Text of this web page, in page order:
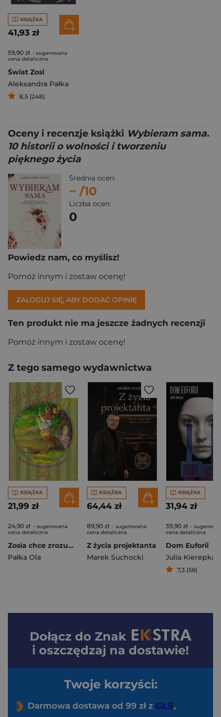
KSIĄŻKA
41,93 zł
59,90 zł - sugerowana
cena detaliczna
Świat Zosi
Aleksandra Pałka
8,5 (248)
Oceny i recenzje książki Wybieram sama.
10 historii o wolności i tworzeniu
pięknego życia
Średnia ocen:
~ /10
Liczba ocen:
0
Powiedz nam, co myślisz!
Pomóż innym i zostaw ocenę!
ZALOGUJ SIĘ, ABY DODAĆ OPINIĘ
Ten produkt nie ma jeszcze żadnych recenzji
Pomóż innym i zostaw ocenę!
Z tego samego wydawnictwa
KSIĄŻKA
21,99 zł
24,90 zł - sugerowana
cena detaliczna
Zosia chce zrozumieć... Radość
Pałka Ola
KSIĄŻKA
64,44 zł
89,90 zł - sugerowana
cena detaliczna
Z życia projektanta
Marek Suchocki
KSIĄŻKA
31,94 zł
39,90 zł -
cena detaliczna
Dom Euforii
Julia Kierepka
7,3 (56)
Dołącz do Znak
i oszczędzaj na dostawie!
Twoje korzyści:
Darmowa dostawa od 99 zł z